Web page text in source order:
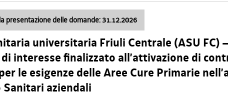
presentazione delle domande: 31.12.2026
universitaria Friuli Centrale (ASU FC)
interesse finalizzato all’attivazione di
le esigenze delle Aree Cure Primarie
aziendali